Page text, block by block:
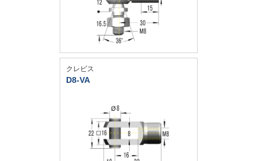
クレビス
D8-VA